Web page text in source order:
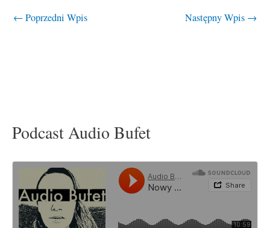
← Poprzedni Wpis Następny Wpis →
Podcast Audio Bufet